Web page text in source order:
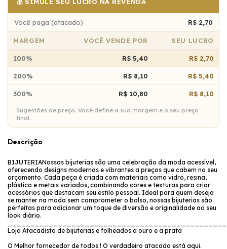
Você paga (atacado) R$ 2,70
MARGEM VOCÊ VENDE POR SEU LUCRO
100% R$ 5,40 R$ 2,70
200% R$ 8,10 R$ 5,40
300% R$ 10,80 R$ 8,10
Sugestões de preço. Você define a sua margem e o seu preço
final.
Descrição
BIJUTERIANossas bijuterias são uma celebração da moda acessível,
oferecendo designs modernos e vibrantes a preços que cabem no seu
orçamento. Cada peça é criada com materiais como vidro, resina,
plástico e metais variados, combinando cores e texturas para criar
acessórios que destacam seu estilo pessoal. Ideal para quem deseja
se manter na moda sem comprometer o bolso, nossas bijuterias são
perfeitas para adicionar um toque de diversão e originalidade ao seu
look diário.
Loja Atacadista de bijuterias e folheados a ouro e a prata
O Melhor fornecedor de todos ! O verdadeiro atacado está aqui.